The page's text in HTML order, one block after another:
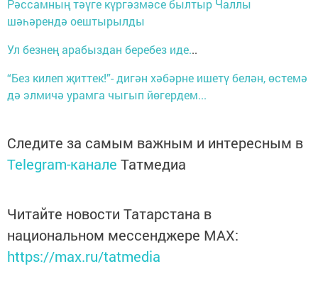
Рәссамның тәүге күргәзмәсе былтыр Чаллы
шәһәрендә оештырылды
Ул безнең арабыздан беребез иде...
“Без килеп җиттек!”- дигән хәбәрне ишетү белән, өстемә
дә элмичә урамга чыгып йөгердем...
Следите за самым важным и интересным в
Telegram-канале Татмедиа
Читайте новости Татарстана в
национальном мессенджере MАХ:
https://max.ru/tatmedia